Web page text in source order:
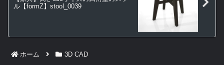
ル【formZ】stool_0039
ホーム 3D CAD